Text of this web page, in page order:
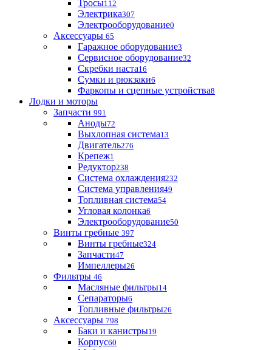
Тросы112
Электрика307
Электрооборудование0
Аксессуары 65
Гаражное оборудование3
Сервисное оборудование32
Скребки наста16
Сумки и рюкзаки6
Фаркопы и сцепные устройства8
Лодки и моторы
Запчасти 991
Аноды72
Выхлопная система13
Двигатель276
Крепеж1
Редуктор238
Система охлаждения232
Система управления49
Топливная система54
Угловая колонка6
Электрооборудование50
Винты гребные 397
Винты гребные324
Запчасти47
Импеллеры26
Фильтры 46
Масляные фильтры14
Сепараторы6
Топливные фильтры26
Аксессуары 798
Баки и канистры19
Корпус60